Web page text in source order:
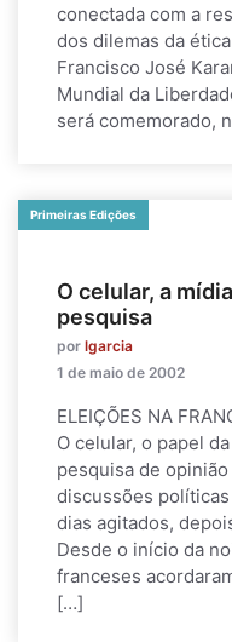
conectada com a
dos dilemas da
Francisco José
Mundial da
será comemorado,
Primeiras Edições
O celular, a
pesquisa
por lgarcia
1 de maio de 2002
ELEIÇÕES NA
O celular, o papel
pesquisa de
discussões
dias agitados,
Desde o início da
franceses
[…]